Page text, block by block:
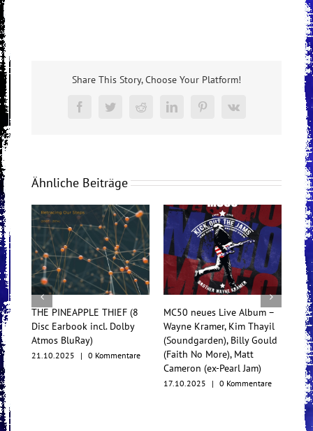
Share This Story, Choose Your Platform!
FacebookTwitterRedditLinkedInPinterest
Vk
Ähnliche Beiträge
THE PINEAPPLE THIEF (8
Disc Earbook incl. Dolby
Atmos BluRay)
21.10.2025 | 0 Kommentare
MC50 neues Live Album –
Wayne Kramer, Kim Thayil
(Soundgarden), Billy Gould
(Faith No More), Matt
Cameron (ex-Pearl Jam)
17.10.2025 | 0 Kommentare